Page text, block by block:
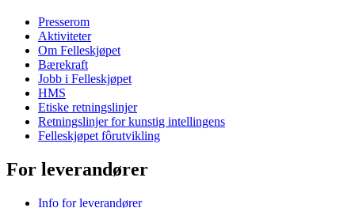
Presserom
Aktiviteter
Om Felleskjøpet
Bærekraft
Jobb i Felleskjøpet
HMS
Etiske retningslinjer
Retningslinjer for kunstig intellingens
Felleskjøpet fôrutvikling
For leverandører
Info for leverandører